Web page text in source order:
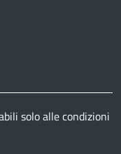
solo alle condizioni